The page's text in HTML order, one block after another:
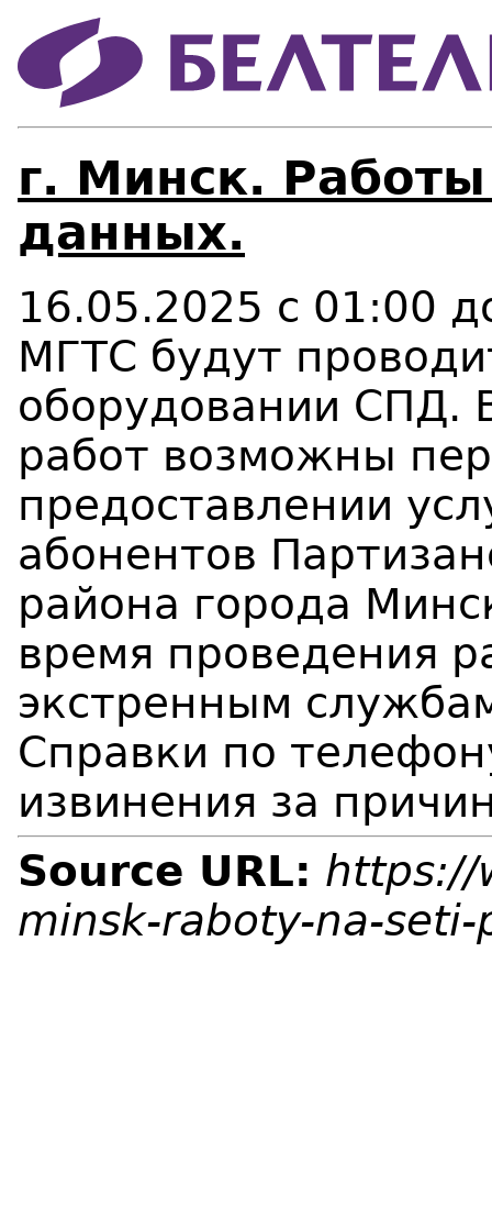
г. Минск.
данных.
16.05.2025 с 01:00
МГТС будут
оборудовании СПД.
работ возможны
предоставлении
абонентов
района города
время проведения
экстренным
Справки по
извинения за
Source URL: https://
minsk-raboty-na-